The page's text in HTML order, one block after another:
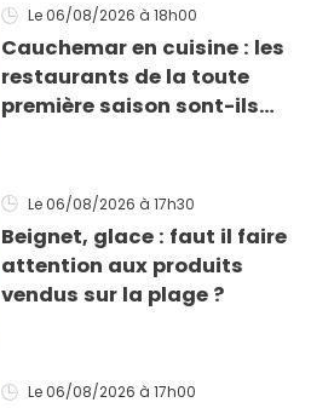
Le 06/08/2026 à 18h00
Cauchemar en cuisine : les
restaurants de la toute
première saison sont-ils
Le 06/08/2026 à 17h30
Beignet, glace : faut il faire
attention aux produits
vendus sur la plage ?
Le 06/08/2026 à 17h00